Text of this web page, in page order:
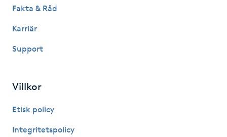
Hälsa
IPL
Fakta & Råd
Karriär
Support
Villkor
Etisk policy
Integritetspolicy